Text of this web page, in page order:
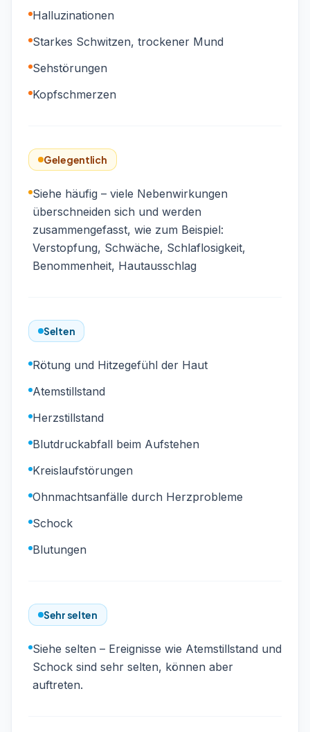
Halluzinationen
Starkes Schwitzen, trockener Mund
Sehstörungen
Kopfschmerzen
Gelegentlich
Siehe häufig – viele Nebenwirkungen
überschneiden sich und werden
zusammengefasst, wie zum Beispiel:
Verstopfung, Schwäche, Schlaflosigkeit,
Benommenheit, Hautausschlag
Selten
Rötung und Hitzegefühl der Haut
Atemstillstand
Herzstillstand
Blutdruckabfall beim Aufstehen
Kreislaufstörungen
Ohnmachtsanfälle durch Herzprobleme
Schock
Blutungen
Sehr selten
Siehe selten – Ereignisse wie Atemstillstand und
Schock sind sehr selten, können aber
auftreten.